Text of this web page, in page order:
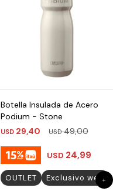
Botella Insulada de Acero
Podium - Stone
USD 29,40 USD 49,00
USD 24,99
OUTLET Exclusivo web